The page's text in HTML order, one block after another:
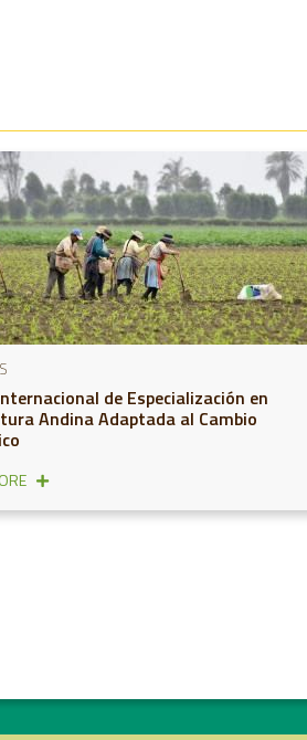
de Especialización en
Andina Adaptada al Cambio